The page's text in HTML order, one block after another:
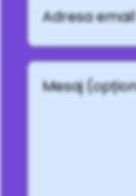
Mesaj
(opțional)
email